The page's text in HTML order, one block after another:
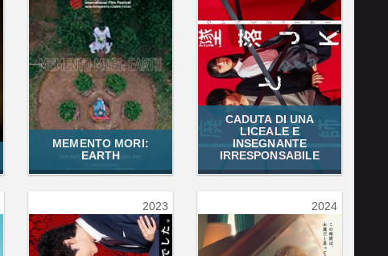
MEMENTO MORI:
EARTH
CADUTA DI UNA
LICEALE E
INSEGNANTE
IRRESPONSABILE
2023 2024